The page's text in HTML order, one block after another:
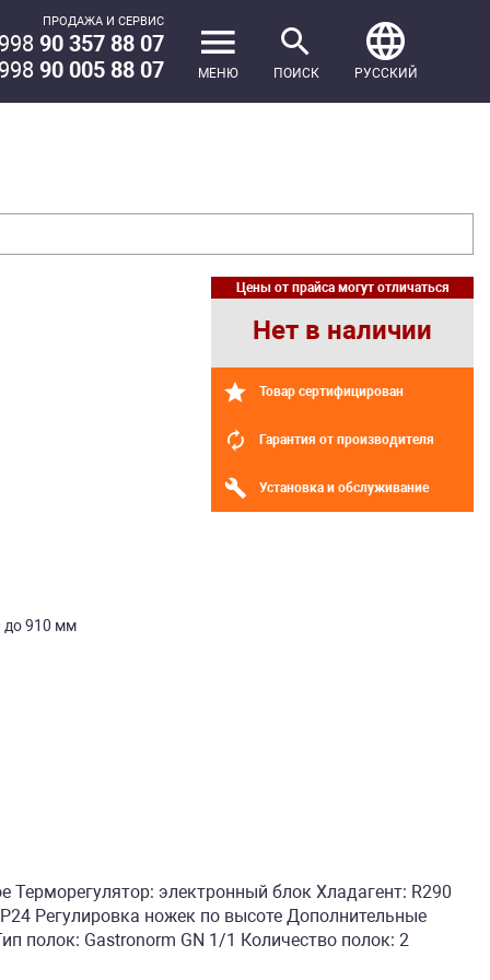
ПРОДАЖА И СЕРВИС
90 357 88 07
90 005 88 07 МЕНЮ ПОИСК РУССКИЙ
до 910 мм
Цены от прайса могут отличаться
Нет в наличии
Товар сертифицирован
Гарантия от производителя
Установка и обслуживание
Терморегулятор: электронный блок Хладагент: R290
Регулировка ножек по высоте Дополнительные
полок: Gastronorm GN 1/1 Количество полок: 2